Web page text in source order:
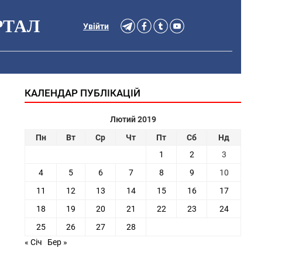
Увійти
КАЛЕНДАР ПУБЛІКАЦІЙ
Лютий 2019
Пн
Вт Ср Чт Пт Сб
Нд
1
2
3
4
5 6 7 8 9
10
11
12 13 14 15 16
17
18
19 20 21 22 23
24
25
26 27
28
« Січ
Бер »